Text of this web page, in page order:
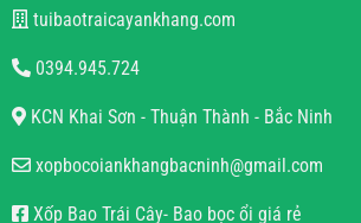
tuibaotraicayankhang.com
0394.945.724
KCN Khai Sơn - Thuận Thành - Bắc Ninh
xopbocoiankhangbacninh@gmail.com
Xốp Bao Trái Cây- Bao bọc ổi giá rẻ